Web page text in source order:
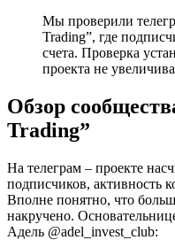
Мы проверили
Trading”, где
счета. Проверка
проекта не
Обзор
Trading”
На телеграм – проекте
подписчиков, активность
Вполне понятно, что
накручено.
Адель @adel_invest_club: